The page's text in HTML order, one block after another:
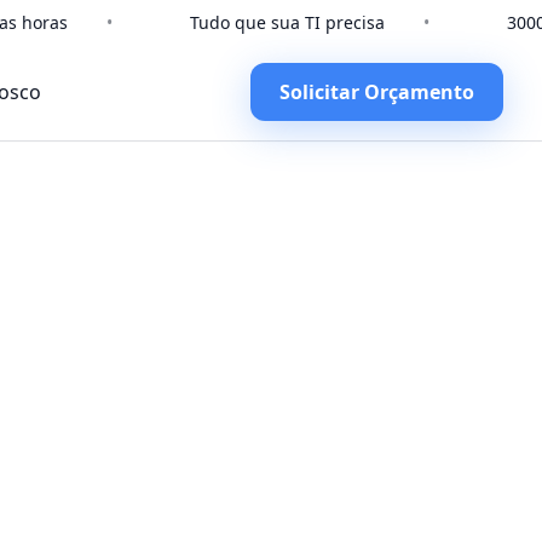
horas Tudo que sua TI precisa
Solicitar Orçamento